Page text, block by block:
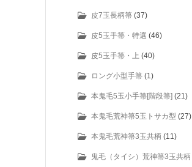
皮7玉長柄箒 (37)
皮5玉手箒・特選 (46)
皮5玉手箒・上 (40)
ロング小型手箒 (1)
本鬼毛5玉小手箒[階段箒] (21)
本鬼毛荒神箒5玉トサカ型 (27)
本鬼毛荒神箒3玉共柄 (11)
鬼毛（タイシ）荒神箒3玉共柄